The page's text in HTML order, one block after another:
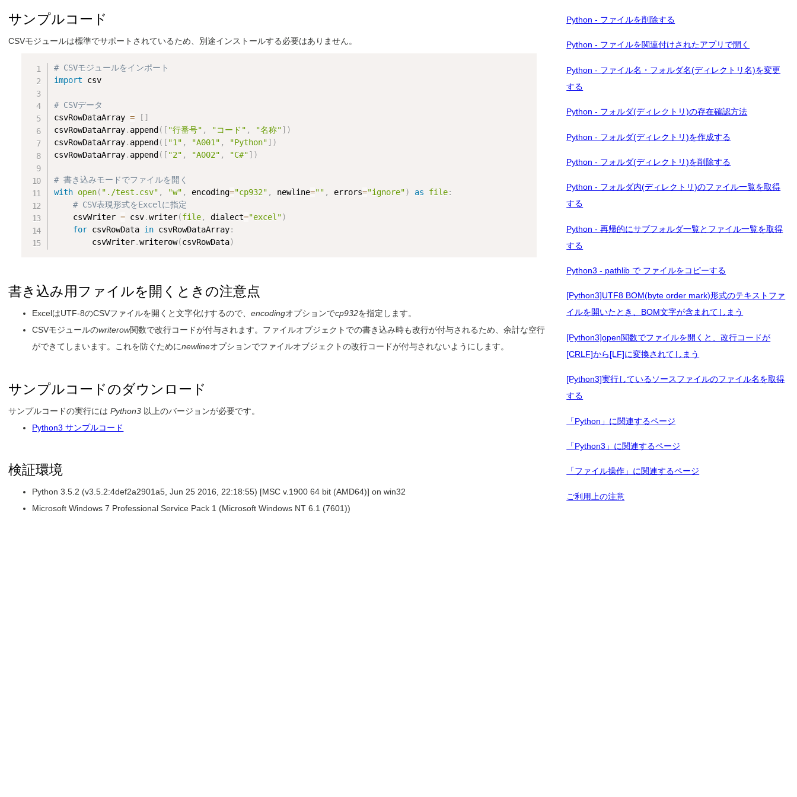
サンプルコード
CSVモジュールは標準でサポートされているため、別途インストールする必要はありません。
# CSVモジュールをインポート
import csv
# CSVデータ
csvRowDataArray = [ ]
csvRowDataArray. append ( [ "行番号" , "コード" , "名称"] )
csvRowDataArray. append ( [ "1" , "A001" , "Python"] )
csvRowDataArray. append ( [ "2" , "A002" , "C#"] )
# 書き込みモードでファイルを開く
with open( "./test.csv" , "w" , encoding="cp932" , newline="" , errors="ignore") as file:
# CSV表現形式をExcelに指定
    csvWriter
= csv.writer(file, dialect="excel")
for csvRowData in csvRowDataArray:
        csvWriter
.writerow(csvRowData)
書き込み用ファイルを開くときの注意点
ExcelはUTF-8のCSVファイルを開くと文字化けするので、encodingオプションでcp932を指定します。
CSVモジュールのwriterow関数で改行コードが付与されます。ファイルオブジェクトでの書き込み時も改行が付与されるため、余計な空行
ができてしまいます。これを防ぐためにnewlineオプションでファイルオブジェクトの改行コードが付与されないようにします。
サンプルコードのダウンロード
サンプルコードの実行にはPython3 以上のバージョンが必要です。
Python3 サンプルコード
検証環境
Python 3.5.2 (v3.5.2:4def2a2901a5, Jun 25 2016, 22:18:55) [MSC v.1900 64 bit (AMD64)] on win32
Microsoft Windows 7 Professional Service Pack 1 (Microsoft Windows NT 6.1 (7601))
Python - ファイルを削除する
Python - ファイルを関連付けされたアプリで開く
Python - ファイル名・フォルダ名(ディレクトリ名)を変更
する
Python - フォルダ(ディレクトリ)の存在確認方法
Python - フォルダ(ディレクトリ)を作成する
Python - フォルダ(ディレクトリ)を削除する
Python - フォルダ内(ディレクトリ)のファイル一覧を取得
する
Python - 再帰的にサブフォルダ一覧とファイル一覧を取得
する
Python3 - pathlib で ファイルをコピーする
[Python3]UTF8 BOM(byte order mark)形式のテキストファ
イルを開いたとき、BOM文字が含まれてしまう
[Python3]open関数でファイルを開くと、改行コードが
[CRLF]から[LF]に変換されてしまう
[Python3]実行しているソースファイルのファイル名を取得
する
「Python」に関連するページ
「Python3」に関連するページ
「ファイル操作」に関連するページ
ご利用上の注意